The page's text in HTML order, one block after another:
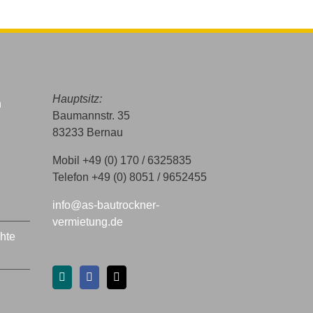
Hauptsitz:
Baumannstr. 35
83233 Bernau
Mobil +49 (0) 170 / 6325835
Telefon +49 (0) 8051 / 9652455
info@as-bautrockner-
vermietung.de